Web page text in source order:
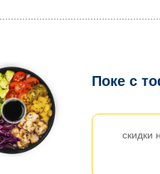
Поке с
скидки